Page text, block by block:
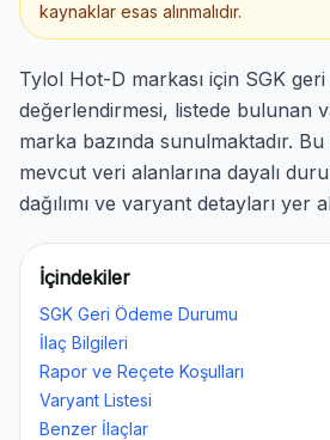
kaynaklar esas alınmalıdır.
Tylol Hot-D markası için SGK geri
değerlendirmesi, listede bulunan
marka bazında sunulmaktadır.
mevcut veri alanlarına dayalı
dağılımı ve varyant detayları yer
İçindekiler
SGK Geri Ödeme Durumu
İlaç Bilgileri
Rapor ve Reçete Koşulları
Varyant Listesi
Benzer İlaçlar